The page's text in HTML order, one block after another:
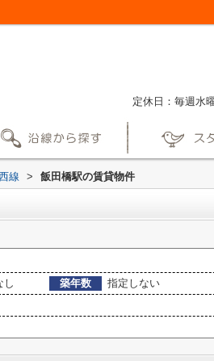
定休日：毎週水
線 > 飯田橋駅の賃貸物件
し 築年数
指定しない